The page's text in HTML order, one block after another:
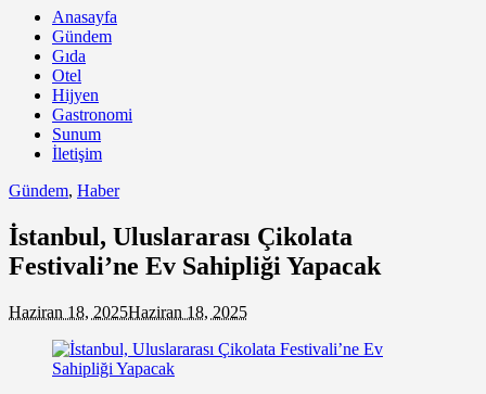
Anasayfa
Gündem
Gıda
Otel
Hijyen
Gastronomi
Sunum
İletişim
Gündem, Haber
İstanbul, Uluslararası Çikolata
Festivali’ne Ev Sahipliği Yapacak
Haziran 18, 2025Haziran 18, 2025